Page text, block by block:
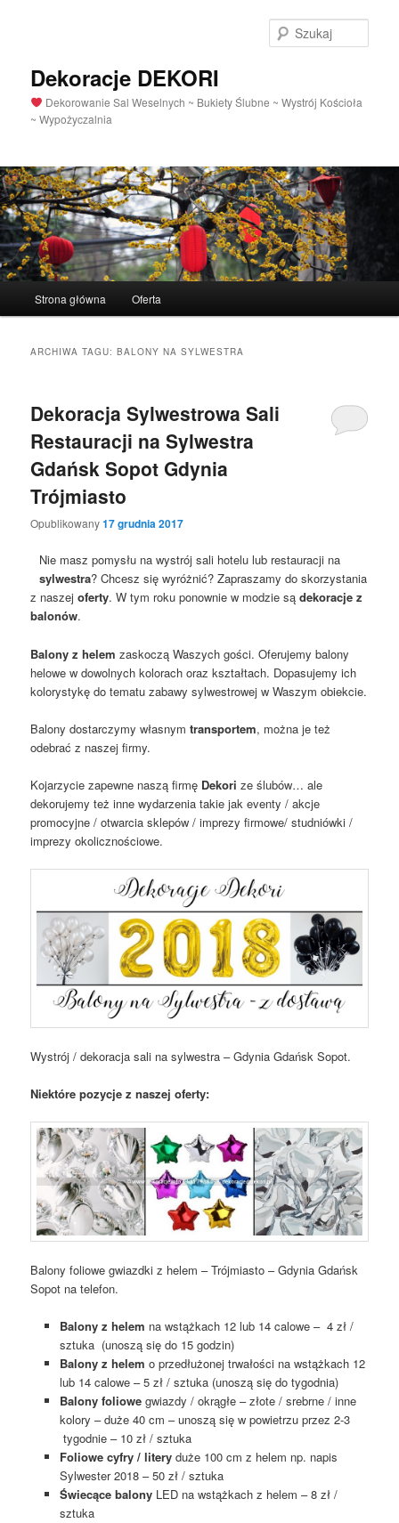
Dekoracje DEKORI
Dekorowanie Sal Weselnych ~ Bukiety Ślubne ~ Wystrój Kościoła
~ Wypożyczalnia
główne
Przeskocz
Przeskocz
Strona główna Oferta
ARCHIWA TAGU:BALONY NA SYLWESTRA
Dekoracja Sylwestrowa Sali
Restauracji na Sylwestra
Gdańsk Sopot Gdynia
Trójmiasto
Opublikowany17 grudnia 2017
Nie masz pomysłu na wystrój sali hotelu lub restauracji na
sylwestra? Chcesz się wyróżnić? Zapraszamy do skorzystania
z naszejoferty. W tym roku ponownie w modzie sądekoracje z
balonów.
Balony z helem zaskoczą Waszych gości. Oferujemy balony
helowe w dowolnych kolorach oraz kształtach. Dopasujemy ich
kolorystykę do tematu zabawy sylwestrowej w Waszym obiekcie.
Balony dostarczymy własnymtransportem, można je też
odebrać z naszej firmy.
Kojarzycie zapewne naszą firmę Dekori ze ślubów… ale
dekorujemy też inne wydarzenia takie jak eventy / akcje
promocyjne / otwarcia sklepów / imprezy firmowe/ studniówki /
imprezy okolicznościowe.
Wystrój / dekoracja sali na sylwestra – Gdynia Gdańsk Sopot.
Niektóre pozycje z naszej oferty:
Balony foliowe gwiazdki z helem – Trójmiasto – Gdynia Gdańsk
Sopot na telefon.
Balony z helem na wstążkach 12 lub 14 calowe – 4 zł /
sztuka (unoszą się do 15 godzin)
Balony z helem o przedłużonej trwałości na wstążkach 12
lub 14 calowe – 5 zł / sztuka (unoszą się do tygodnia)
Balony foliowegwiazdy / okrągłe – złote / srebrne / inne
kolory – duże 40 cm – unoszą się w powietrzu przez 2-3
tygodnie – 10 zł / sztuka
Foliowe cyfry / litery duże 100 cm z helem np. napis
Sylwester 2018 – 50 zł / sztuka
Świecące balonyLED na wstążkach z helem – 8 zł /
sztuka